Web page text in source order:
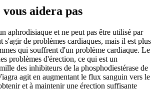
aidera pas
aphrodisiaque et ne peut pas être utilisé par
s'agir de problèmes cardiaques, mais il est plus
qui souffrent d'un problème cardiaque. Le
problèmes d'érection, ce qui est un
des inhibiteurs de la phosphodiestérase de
agit en augmentant le flux sanguin vers le
et à maintenir une érection suffisante